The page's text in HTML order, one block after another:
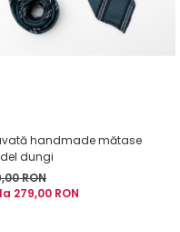
handmade mătase
dungi
RON
279,00 RON